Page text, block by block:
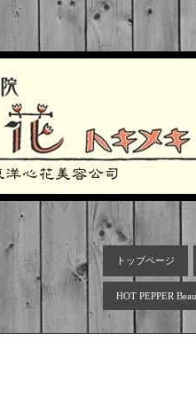
トップページ
HOT PEPPER